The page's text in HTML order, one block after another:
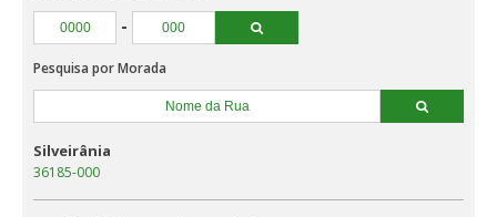
-
Pesquisa por Morada
Silveirânia
36185-000